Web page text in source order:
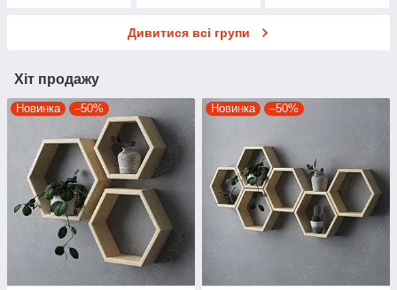
Дивитися всі групи
Хіт продажу
Новинка –50% Новинка –50%